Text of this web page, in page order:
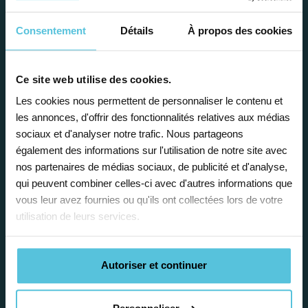
Consentement Détails À propos des cookies
Ce site web utilise des cookies.
Les cookies nous permettent de personnaliser le contenu et
les annonces, d'offrir des fonctionnalités relatives aux médias
sociaux et d'analyser notre trafic. Nous partageons
également des informations sur l'utilisation de notre site avec
nos partenaires de médias sociaux, de publicité et d'analyse,
qui peuvent combiner celles-ci avec d'autres informations que
vous leur avez fournies ou qu'ils ont collectées lors de votre
utilisation de leurs services.
Autoriser et continuer
avantages
Enseignez près de chez vous, selon
vos horaires
Afin de garantir le meilleur
accompagnement, nous organisons votre
emploi du temps en fonction de votre profil,
vos disponibilités et votre flexibilité.